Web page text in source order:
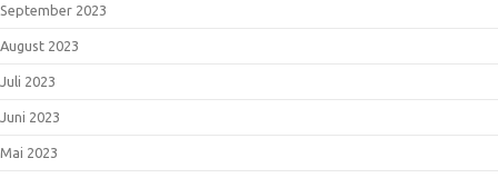
September 2023
August 2023
Juli 2023
Juni 2023
Mai 2023